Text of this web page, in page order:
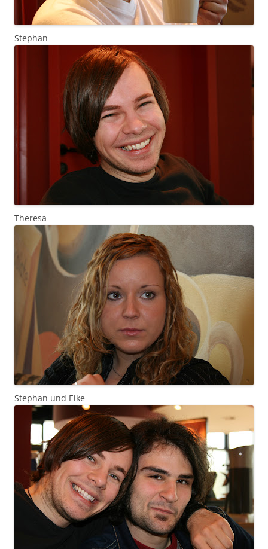
Stephan
Theresa
Stephan und Eike